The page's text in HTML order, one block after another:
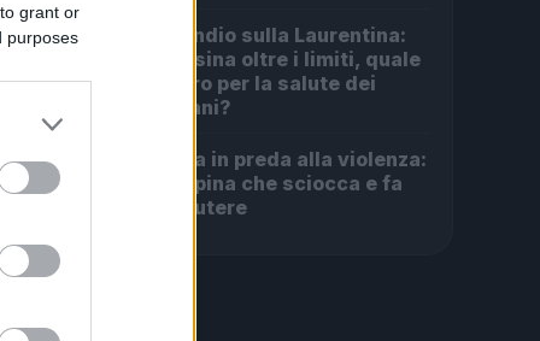
grant or
purposes
Incendio sulla Laurentina:
diossina oltre i limiti, quale
futuro per la salute dei
romani?
Roma in preda alla violenza:
la rapina che sciocca e fa
discutere